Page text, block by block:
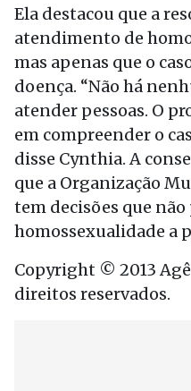
Ela destacou que a
atendimento de
mas apenas que o
doença. “Não há
atender pessoas. O
em compreender o
disse Cynthia. A
que a Organização
tem decisões que
homossexualidade a
Copyright © 2013
direitos reservados.